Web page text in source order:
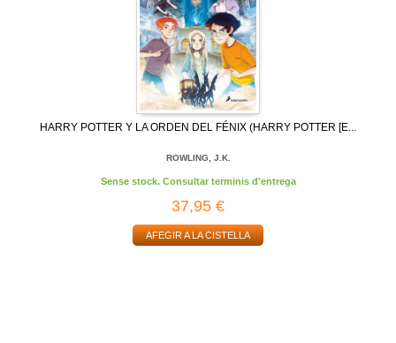
HARRY POTTER Y LA ORDEN DEL FÉNIX (HARRY POTTER [E...
ROWLING, J.K.
Sense stock. Consultar terminis d'entrega
37,95 €
AFEGIR A LA CISTELLA